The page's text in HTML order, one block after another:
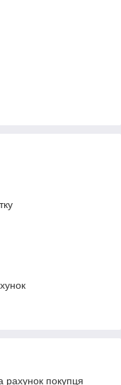
рахунок покупця